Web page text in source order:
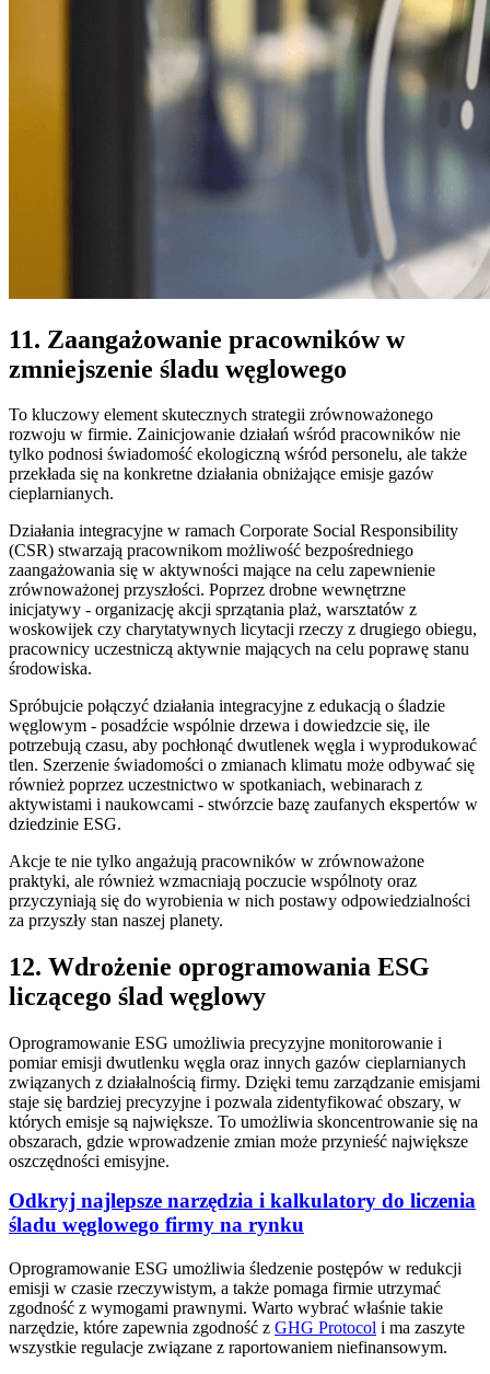
11. Zaangażowanie pracowników w
zmniejszenie śladu węglowego
To kluczowy element skutecznych strategii zrównoważonego
rozwoju w firmie. Zainicjowanie działań wśród pracowników nie
tylko podnosi świadomość ekologiczną wśród personelu, ale także
przekłada się na konkretne działania obniżające emisje gazów
cieplarnianych.
Działania integracyjne w ramach Corporate Social Responsibility
(CSR) stwarzają pracownikom możliwość bezpośredniego
zaangażowania się w aktywności mające na celu zapewnienie
zrównoważonej przyszłości. Poprzez drobne wewnętrzne
inicjatywy - organizację akcji sprzątania plaż, warsztatów z
woskowijek czy charytatywnych licytacji rzeczy z drugiego obiegu,
pracownicy uczestniczą aktywnie mających na celu poprawę stanu
środowiska.
Spróbujcie połączyć działania integracyjne z edukacją o śladzie
węglowym - posadźcie wspólnie drzewa i dowiedzcie się, ile
potrzebują czasu, aby pochłonąć dwutlenek węgla i wyprodukować
tlen. Szerzenie świadomości o zmianach klimatu może odbywać się
również poprzez uczestnictwo w spotkaniach, webinarach z
aktywistami i naukowcami - stwórzcie bazę zaufanych ekspertów w
dziedzinie ESG.
Akcje te nie tylko angażują pracowników w zrównoważone
praktyki, ale również wzmacniają poczucie wspólnoty oraz
przyczyniają się do wyrobienia w nich postawy odpowiedzialności
za przyszły stan naszej planety.
12. Wdrożenie oprogramowania ESG
liczącego ślad węglowy
Oprogramowanie ESG umożliwia precyzyjne monitorowanie i
pomiar emisji dwutlenku węgla oraz innych gazów cieplarnianych
związanych z działalnością firmy. Dzięki temu zarządzanie emisjami
staje się bardziej precyzyjne i pozwala zidentyfikować obszary, w
których emisje są największe. To umożliwia skoncentrowanie się na
obszarach, gdzie wprowadzenie zmian może przynieść największe
oszczędności emisyjne.
Odkryj najlepsze narzędzia i kalkulatory do liczenia
śladu węglowego firmy na rynku
Oprogramowanie ESG umożliwia śledzenie postępów w redukcji
emisji w czasie rzeczywistym, a także pomaga firmie utrzymać
zgodność z wymogami prawnymi. Warto wybrać właśnie takie
narzędzie, które zapewnia zgodność z GHG Protocol i ma zaszyte
wszystkie regulacje związane z raportowaniem niefinansowym.